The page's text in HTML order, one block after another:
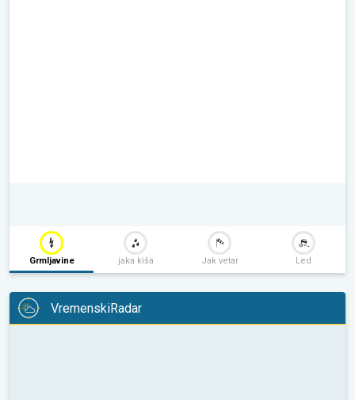
Grmljavine jaka kiša Jak vetar Led
VremenskiRadar